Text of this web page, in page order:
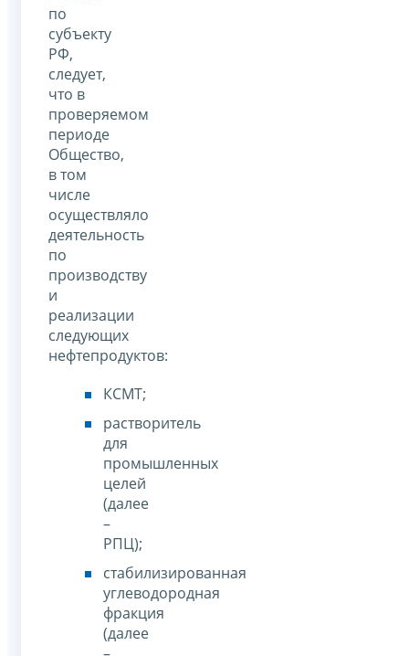
по
субъекту
РФ,
следует,
что в
проверяемом
периоде
Общество,
в том
числе
осуществляло
деятельность
по
производству
и
реализации
следующих
нефтепродуктов:
КСМТ;
растворитель
для
промышленных
целей
(далее
–
РПЦ);
стабилизированная
углеводородная
фракция
(далее